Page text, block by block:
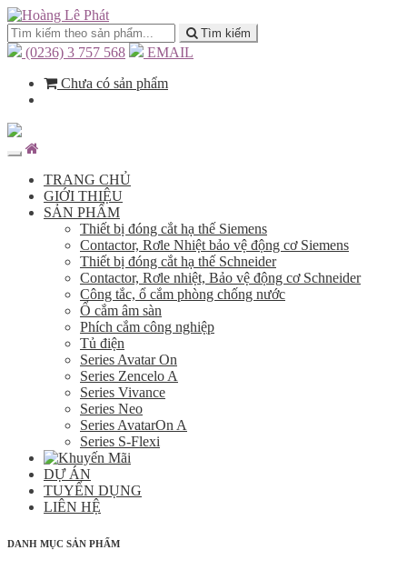
Tìm kiếm
(0236) 3 757 568
EMAIL
Chưa có sản phẩm
TRANG CHỦ
GIỚI THIỆU
SẢN PHẨM
Thiết bị đóng cắt hạ thế Siemens
Contactor, Rơle Nhiệt bảo vệ động cơ Siemens
Thiết bị đóng cắt hạ thế Schneider
Contactor, Rơle nhiệt, Bảo vệ động cơ Schneider
Công tắc, ổ cắm phòng chống nước
Ổ cắm âm sàn
Phích cắm công nghiệp
Tủ điện
Series Avatar On
Series Zencelo A
Series Vivance
Series Neo
Series AvatarOn A
Series S-Flexi
DỰ ÁN
TUYỂN DỤNG
LIÊN HỆ
DANH MỤC SẢN PHẨM